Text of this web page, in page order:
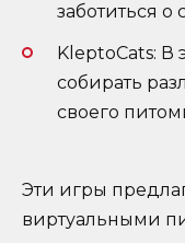
заботиться о
KleptoCats: В
собирать
своего
Эти игры
виртуальными